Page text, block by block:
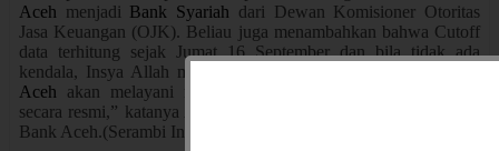
Aceh menjadi Bank Syariah dari Dewan Komisioner Otoritas
Jasa Keuangan (OJK). Beliau juga menambahkan bahwa Cutoff
data terhitung sejak Jumat 16 September dan bila tidak ada
kendala, Insya Allah mulai Senin tanggal 19 September,
Aceh akan melayani nasabah dengan sistem layanan syariah
secara resmi,” katanya Amal Hasan sebagai Corporate Secretary
Bank Aceh.(Serambi Indonesia, 18/9/2016).